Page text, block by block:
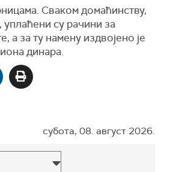
Сваком домаћинству,
уплаћени су рачини за
а за ту намену издвојено је
динара.
субота, 08. август 2026.